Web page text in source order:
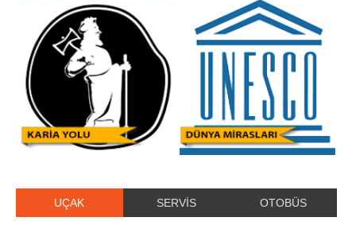
UÇAK SERVİS OTOBÜS